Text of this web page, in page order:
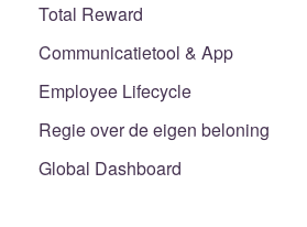
Total Reward
Communicatietool & App
Employee Lifecycle
Regie over de eigen beloning
Global Dashboard